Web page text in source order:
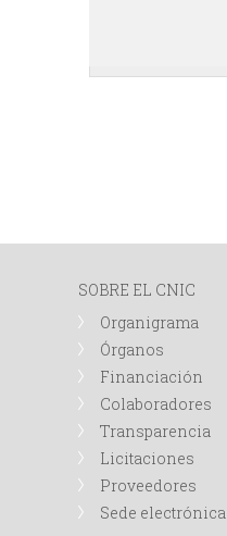
SOBRE EL CNIC
Organigrama
Órganos
Financiación
Colaboradores
Transparencia
Licitaciones
Proveedores
Sede electrónica